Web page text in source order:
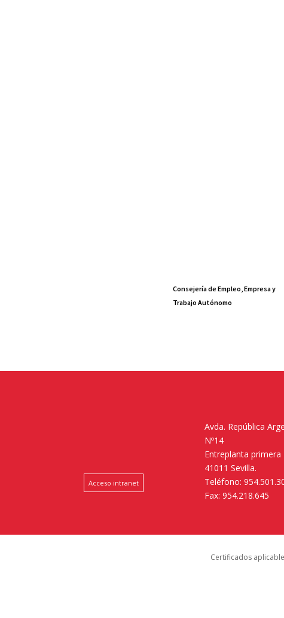
Consejería de Empleo, Empresa y
Trabajo Autónomo
Acceso intranet
Avda. República
Nº14
Entreplanta primera
41011 Sevilla.
Teléfono:
Fax: 954.218.645
Certificados